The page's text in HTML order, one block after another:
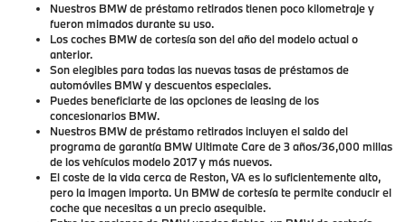
Nuestros BMW de préstamo retirados tienen poco kilometraje y
fueron mimados durante su uso.
Los coches BMW de cortesía son del año del modelo actual o
anterior.
Son elegibles para todas las nuevas tasas de préstamos de
automóviles BMW y descuentos especiales.
Puedes beneficiarte de las opciones de leasing de los
concesionarios BMW.
Nuestros BMW de préstamo retirados incluyen el saldo del
programa de garantía BMW Ultimate Care de 3 años/36,000 millas
de los vehículos modelo 2017 y más nuevos.
El coste de la vida cerca de Reston, VA es lo suficientemente alto,
pero la imagen importa. Un BMW de cortesía te permite conducir el
coche que necesitas a un precio asequible.